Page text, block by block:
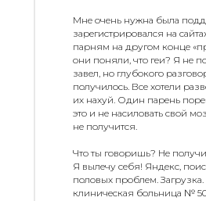
Мне очень нужна была
зарегистрировался на
парням на другом конце
они поняли, что геи? Я не
завел, но глубокого
получилось. Все хотели
их нахуй. Один парень
это и не насиловать свой
не получится.
Что ты говоришь? Не
Я вылечу себя! Яндекс,
половых проблем.
клиническая больница №